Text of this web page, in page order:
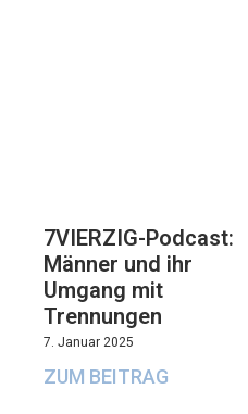
7VIERZIG-Podcast:
Männer und ihr
Umgang mit
Trennungen
7. Januar 2025
ZUM BEITRAG